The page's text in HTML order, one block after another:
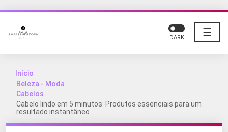
☰
DARK
Início
Beleza - Moda
Cabelos
Cabelo lindo em 5 minutos: Produtos essenciais para um
resultado instantâneo